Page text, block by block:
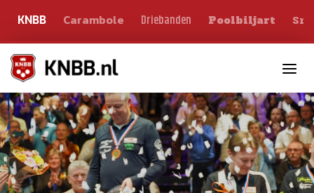
KNBB Carambole Driebanden Poolbiljart